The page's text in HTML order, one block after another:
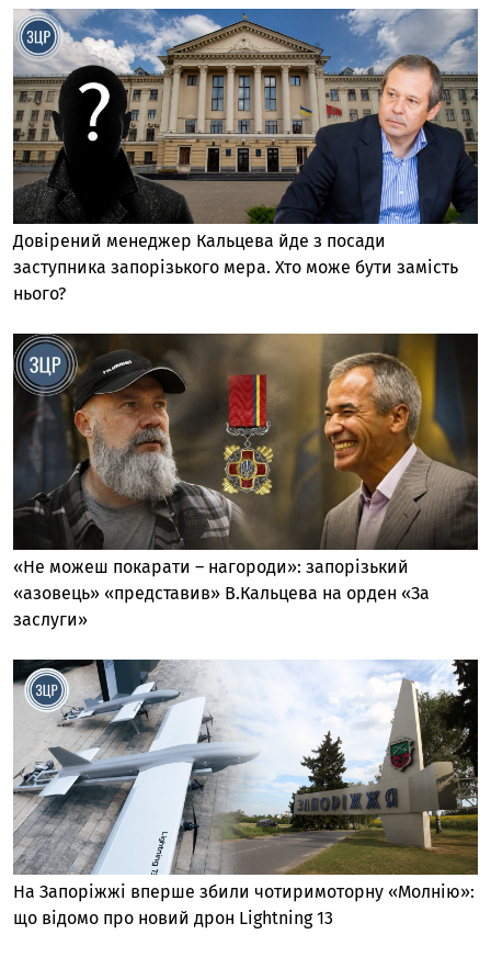
Довірений менеджер Кальцева йде з посади
заступника запорізького мера. Хто може бути замість
нього?
«Не можеш покарати – нагороди»: запорізький
«азовець» «представив» В.Кальцева на орден «За
заслуги»
На Запоріжжі вперше збили чотиримоторну «Молнію»:
що відомо про новий дрон Lightning 13